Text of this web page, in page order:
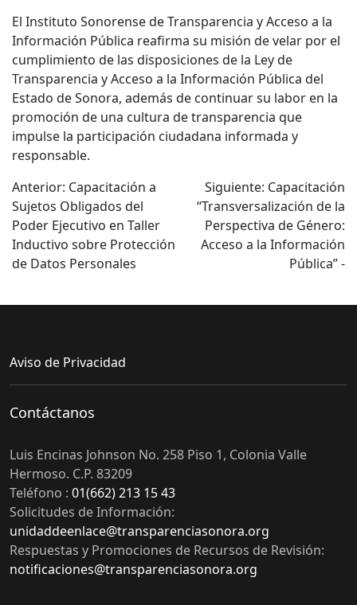
El Instituto Sonorense de Transparencia y Acceso a la
Información Pública reafirma su misión de velar por el
cumplimiento de las disposiciones de la Ley de
Transparencia y Acceso a la Información Pública del
Estado de Sonora, además de continuar su labor en la
promoción de una cultura de transparencia que
impulse la participación ciudadana informada y
responsable.
Navegación
de
entradas
Anterior: Capacitación a
Sujetos Obligados del
Poder Ejecutivo en Taller
Inductivo sobre Protección
de Datos Personales
Siguiente: Capacitación
“Transversalización de la
Perspectiva de Género:
Acceso a la Información
Pública” -
Aviso de Privacidad
Contáctanos
Luis Encinas Johnson No. 258 Piso 1, Colonia Valle
Hermoso. C.P. 83209
Teléfono : 01(662) 213 15 43
Solicitudes de Información:
unidaddeenlace@transparenciasonora.org
Respuestas y Promociones de Recursos de Revisión:
notificaciones@transparenciasonora.org